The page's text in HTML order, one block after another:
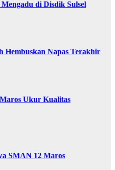
di Disdik Sulsel
Hembuskan Napas Terakhir
Ukur Kualitas
SMAN 12 Maros